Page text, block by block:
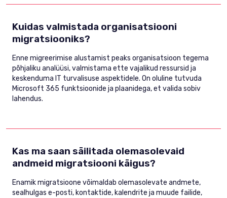
Kuidas valmistada organisatsiooni
migratsiooniks?
Enne migreerimise alustamist peaks organisatsioon tegema
põhjaliku analüüsi, valmistama ette vajalikud ressursid ja
keskenduma IT turvalisuse aspektidele. On oluline tutvuda
Microsoft 365 funktsioonide ja plaanidega, et valida sobiv
lahendus.
Kas ma saan säilitada olemasolevaid
andmeid migratsiooni käigus?
Enamik migratsioone võimaldab olemasolevate andmete,
sealhulgas e-posti, kontaktide, kalendrite ja muude failide,